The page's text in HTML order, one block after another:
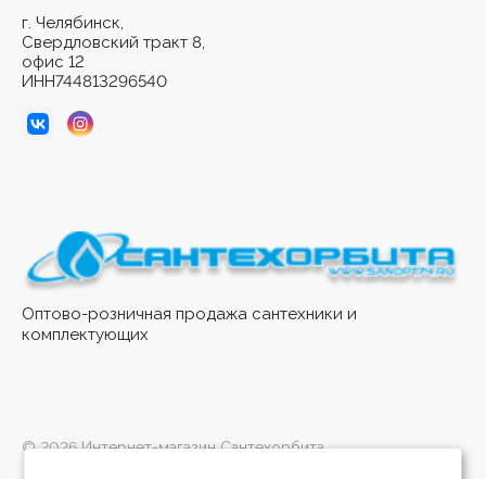
Оптово-розничная продажа сантехники и
комплектующих
г. Челябинск,
Свердловский тракт 8,
офис 12
ИНН744813296540
© 2026 Интернет-магазин Сантехорбита